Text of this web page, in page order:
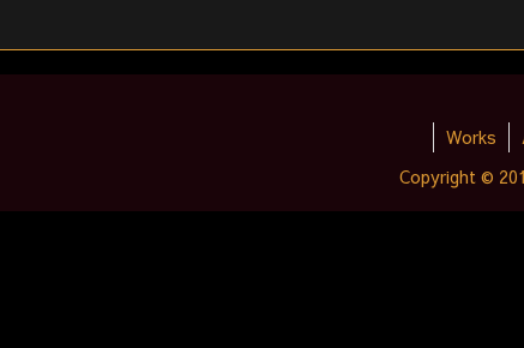
Works
Copyright ©